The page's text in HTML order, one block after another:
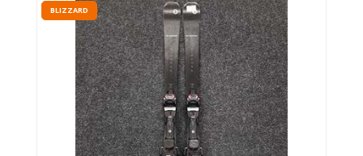
BLIZZARD